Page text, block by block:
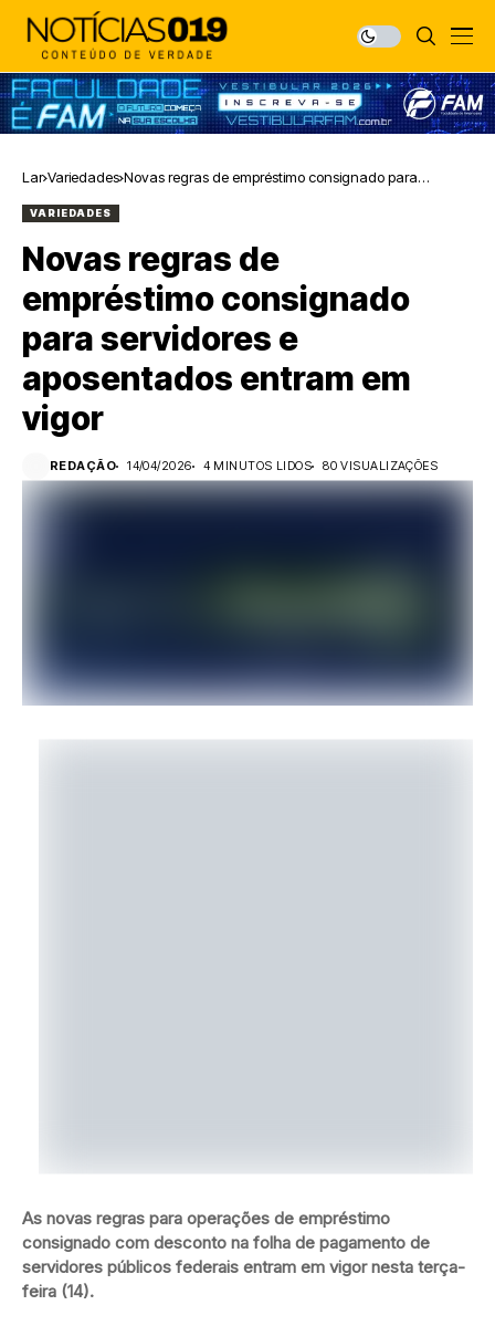
Lar Variedades Novas regras de empréstimo consignado para
VARIEDADES
Novas regras de
empréstimo consignado
para servidores e
aposentados entram em
vigor
REDAÇÃO 14/04/2026 4 MINUTOS LIDOS 80 VISUALIZAÇÕES
As novas regras para operações de empréstimo
consignado com desconto na folha de pagamento de
servidores públicos federais entram em vigor nesta terça-
feira (14).